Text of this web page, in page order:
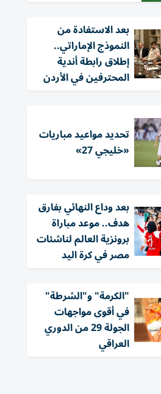
بعد الاستفادة من
النموذج الإماراتي..
إطلاق رابطة أندية
المحترفين في الأردن
تحديد مواعيد مباريات
«خليجي 27»
بعد وداع النهائي بفارق
هدف.. موعد مباراة
برونزية العالم لناشئات
مصر في كرة اليد
"الكرمة" و"الشرطة"
في أقوى مواجهات
الجولة 29 من الدوري
العراقي